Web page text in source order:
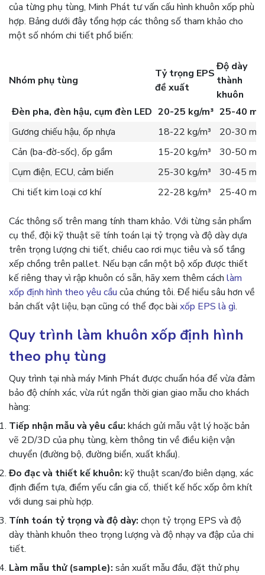
của từng phụ tùng, Minh Phát tư vấn cấu hình khuôn xốp phù
hợp. Bảng dưới đây tổng hợp các thông số tham khảo cho
một số nhóm chi tiết phổ biến:
Nhóm phụ tùng
Tỷ trọng EPS
đề xuất
Độ dày
thành
khuôn
Đèn pha, đèn hậu, cụm đèn LED 20-25 kg/m³ 25-40
Gương chiếu hậu, ốp nhựa
18-22 kg/m³
20-30 mm
Cản (ba-đờ-sốc), ốp gầm
15-20 kg/m³
30-50 mm
Cụm điện, ECU, cảm biến
25-30 kg/m³
30-45 mm
Chi tiết kim loại cơ khí
22-28 kg/m³ 25-40 mm
Các thông số trên mang tính tham khảo. Với từng sản phẩm
cụ thể, đội kỹ thuật sẽ tính toán lại tỷ trọng và độ dày dựa
trên trọng lượng chi tiết, chiều cao rơi mục tiêu và số tầng
xếp chồng trên pallet. Nếu bạn cần một bộ xốp được thiết
kế riêng thay vì rập khuôn có sẵn, hãy xem thêm cách làm
xốp định hình theo yêu cầu của chúng tôi. Để hiểu sâu hơn về
bản chất vật liệu, bạn cũng có thể đọc bài xốp EPS là gì.
Quy trình làm khuôn xốp định hình
theo phụ tùng
Quy trình tại nhà máy Minh Phát được chuẩn hóa để vừa đảm
bảo độ chính xác, vừa rút ngắn thời gian giao mẫu cho khách
hàng:
Tiếp nhận mẫu và yêu cầu: khách gửi mẫu vật lý hoặc bản
vẽ 2D/3D của phụ tùng, kèm thông tin về điều kiện vận
chuyển (đường bộ, đường biển, xuất khẩu).
Đo đạc và thiết kế khuôn: kỹ thuật scan/đo biên dạng, xác
định điểm tựa, điểm yếu cần gia cố, thiết kế hốc xốp ôm khít
với dung sai phù hợp.
Tính toán tỷ trọng và độ dày: chọn tỷ trọng EPS và độ
dày thành khuôn theo trọng lượng và độ nhạy va đập của chi
tiết.
Làm mẫu thử (sample): sản xuất mẫu đầu, đặt thử phụ